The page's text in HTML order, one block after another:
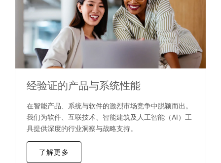
经验证的产品与系统性能
在智能产品、系统与软件的激烈市场竞争中脱颖而出。
我们为软件、互联技术、智能建筑及人工智能（AI）工
具提供深度的行业洞察与战略支持。
了解更多